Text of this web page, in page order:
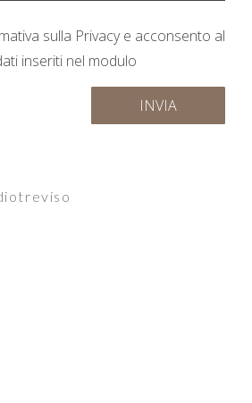
sulla Privacye acconsento al
inseriti nel modulo